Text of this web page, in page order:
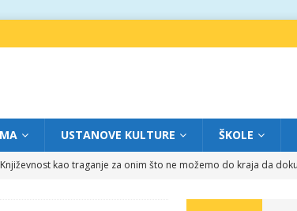
USTANOVE KULTURE ŠKOLE
kao traganje za onim što ne možemo do kraja da